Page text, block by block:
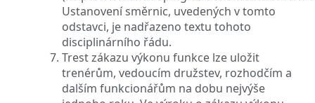
Ustanovení směrnic, uvedených v tomto
odstavci, je nadřazeno textu tohoto
disciplinárního řádu.
Trest zákazu výkonu funkce lze uložit
trenérům, vedoucím družstev, rozhodčím a
dalším funkcionářům na dobu nejvýše